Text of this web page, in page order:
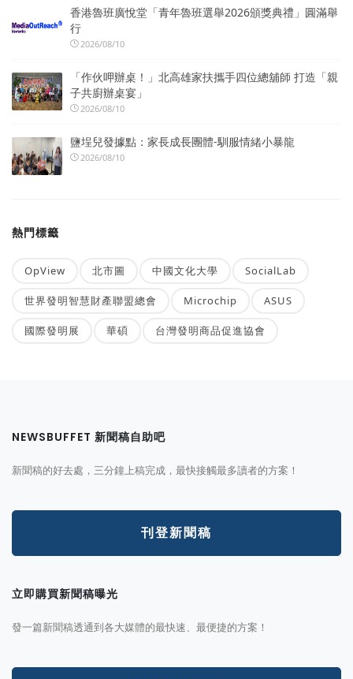
香港魯班廣悅堂「青年魯班選舉2026頒獎典禮」圓滿舉
行
2026/08/10
「作伙呷辦桌！」北高雄家扶攜手四位總舖師 打造「親
子共廚辦桌宴」
2026/08/10
鹽埕兒發據點：家長成長團體-馴服情緒小暴龍
2026/08/10
熱門標籤
OpView 北市圖 中國文化大學 SocialLab
世界發明智慧財產聯盟總會 Microchip ASUS
國際發明展 華碩 台灣發明商品促進協會
NEWSBUFFET 新聞稿自助吧
新聞稿的好去處，三分鐘上稿完成，最快接觸最多讀者的方案！
刊登新聞稿
立即購買新聞稿曝光
發一篇新聞稿透通到各大媒體的最快速、最便捷的方案！